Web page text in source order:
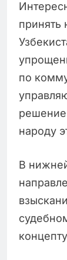
принять
по
решение
народу
В